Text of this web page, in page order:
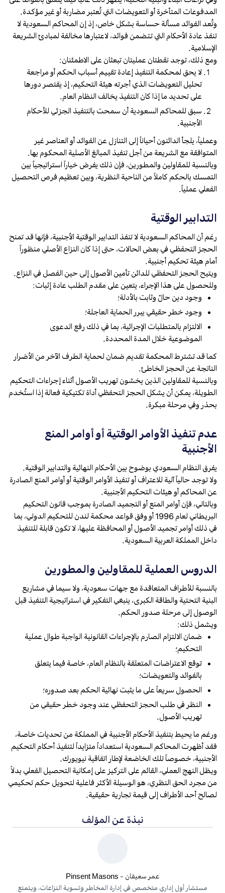
نبذة عن المؤلف
عمر سعيفان - Pinsent Masons
مستشار أول إداري متخصص في إدارة المخاطر وتسوية النزاعات، ويتمتع
المدفوعات المتأخرة أو التعويضات التي تُعتبر مضاربة أو غير مؤكدة.
وتُعد الفوائد مسألة حساسة بشكل خاص، إذ إن المحاكم السعودية لا
تنفذ عادة الأحكام التي تتضمن فوائد، لاعتبارها مخالفة لمبادئ الشريعة
الإسلامية.
ومع ذلك، توجد نقطتان عمليتان تبعثان على الاطمئنان:
لا يحق لمحكمة التنفيذ إعادة تقييم أسباب الحكم أو مراجعة
تحليل التعويضات الذي أجرته هيئة التحكيم، إذ يقتصر دورها
على تحديد ما إذا كان التنفيذ يخالف النظام العام.
سبق للمحاكم السعودية أن سمحت بالتنفيذ الجزئي للأحكام
الأجنبية.
وعملياً، يلجأ الدائنون أحياناً إلى التنازل عن الفوائد أو العناصر غير
المتوافقة مع الشريعة من أجل تنفيذ المبالغ الأصلية المحكوم بها.
وبالنسبة للمقاولين والمطورين، فإن ذلك يفرض خياراً استراتيجياً بين
التمسك بالحكم كاملاً من الناحية النظرية، وبين تعظيم فرص التحصيل
الفعلي عملياً.
التدابير الوقتية
رغم أن المحاكم السعودية لا تنفذ التدابير الوقتية الأجنبية، فإنها قد تمنح
الحجز التحفظي في بعض الحالات، حتى إذا كان النزاع الأصلي منظوراً
أمام هيئة تحكيم أجنبية.
ويتيح الحجز التحفظي للدائن تأمين الأصول إلى حين الفصل في النزاع.
وللحصول على هذا الإجراء، يتعين على مقدم الطلب عادة إثبات:
وجود دين حالّ وثابت بالأدلة؛
وجود خطر حقيقي يبرر الحماية العاجلة؛
الالتزام بالمتطلبات الإجرائية، بما في ذلك رفع الدعوى
الموضوعية خلال المدة المحددة.
كما قد تشترط المحكمة تقديم ضمان لحماية الطرف الآخر من الأضرار
الناتجة عن الحجز الخاطئ.
وبالنسبة للمقاولين الذين يخشون تهريب الأصول أثناء إجراءات التحكيم
الطويلة، يمكن أن يشكل الحجز التحفظي أداة تكتيكية فعالة إذا استُخدم
بحذر وفي مرحلة مبكرة.
عدم تنفيذ الأوامر الوقتية أو أوامر المنع
الأجنبية
يفرق النظام السعودي بوضوح بين الأحكام النهائية والتدابير الوقتية.
ولا توجد حالياً آلية للاعتراف أو تنفيذ الأوامر الوقتية أو أوامر المنع الصادرة
عن المحاكم أو هيئات التحكيم الأجنبية.
وبالتالي، فإن أوامر المنع أو التجميد الصادرة بموجب قانون التحكيم
البريطاني لعام 1996 أو وفق قواعد محكمة لندن للتحكيم الدولي، بما
في ذلك أوامر تجميد الأصول أو المحافظة عليها، لا تكون قابلة للتنفيذ
داخل المملكة العربية السعودية.
الدروس العملية للمقاولين والمطورين
بالنسبة للأطراف المتعاقدة مع جهات سعودية، ولا سيما في مشاريع
البنية التحتية والطاقة الكبرى، ينبغي التفكير في استراتيجية التنفيذ قبل
الوصول إلى مرحلة صدور الحكم.
ويشمل ذلك:
ضمان الالتزام الصارم بالإجراءات القانونية الواجبة طوال عملية
التحكيم؛
توقع الاعتراضات المتعلقة بالنظام العام، خاصة فيما يتعلق
بالفوائد والتعويضات؛
الحصول سريعاً على ما يثبت نهائية الحكم بعد صدوره؛
النظر في طلب الحجز التحفظي عند وجود خطر حقيقي من
تهريب الأصول.
ورغم ما يحيط بتنفيذ الأحكام الأجنبية في المملكة من تحديات خاصة،
فقد أظهرت المحاكم السعودية استعداداً متزايداً لتنفيذ أحكام التحكيم
الأجنبية، خصوصاً تلك الخاضعة لإطار اتفاقية نيويورك.
ويظل النهج العملي، القائم على التركيز على إمكانية التحصيل الفعلي بدلاً
من مجرد الحق النظري، هو الوسيلة الأكثر فاعلية لتحويل حكم تحكيمي
لصالح أحد الأطراف إلى قيمة تجارية حقيقية.